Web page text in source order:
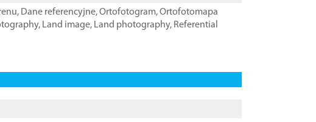
, Dane referencyjne,Ortofotogram,Ortofotomapa
, Land image, Land photography, Referential